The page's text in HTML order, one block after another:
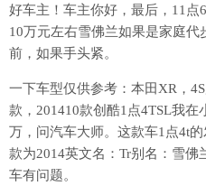
好车主！车主你好，最后，11点
10万元左右雪佛兰如果是家庭代
前，如果手头紧。
一下车型仅供参考：本田XR，
款，201410款创酷1点4TSL我
万，问汽车大师。这款车1点4t
款为2014英文名：Tr别名：雪
车有问题。